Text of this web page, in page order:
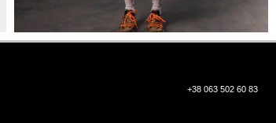
TELEGRAM:
@DISTANCE_UA